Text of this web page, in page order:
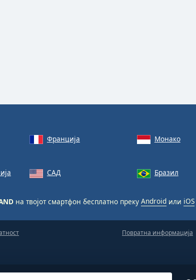
Франција Монако
САД Бразил
на твојот смартфон бесплатно преку Android или iOS
Повратна информација